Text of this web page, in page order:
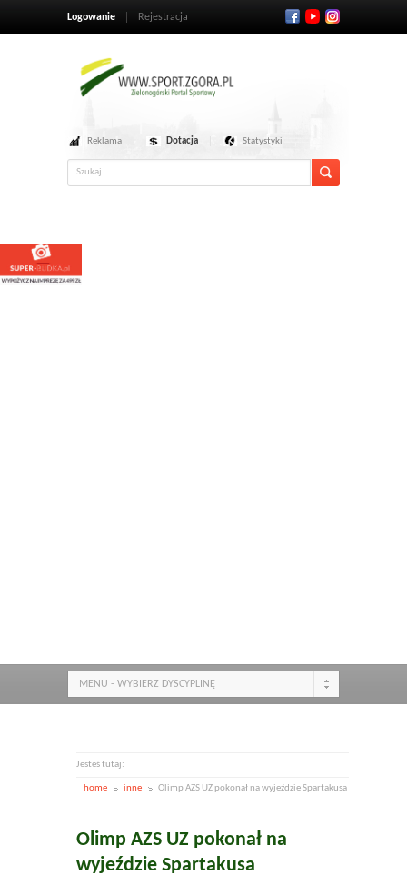
Logowanie Rejestracja
Reklama Dotacja Statystyki
MENU - WYBIERZ DYSCYPLINĘ
Jesteś tutaj:
home inne Olimp AZS UZ pokonał na wyjeździe Spartakusa
Olimp AZS UZ pokonał na
wyjeździe Spartakusa